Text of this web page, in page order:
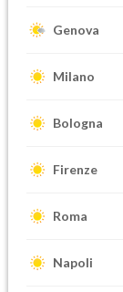
Genova
Milano
Bologna
Firenze
Roma
Napoli